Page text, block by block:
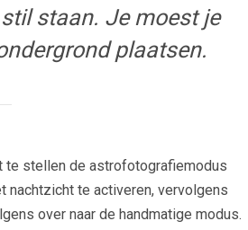
staan. Je moest je
plaatsen.
te stellen de astrofotografiemodus
nachtzicht te activeren, vervolgens
over naar de handmatige modus.